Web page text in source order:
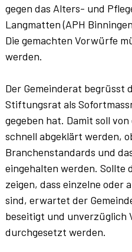
gegen das Alters- und
Langmatten (APH
Die gemachten Vorwürfe
werden.
Der Gemeinderat begrüsst
Stiftungsrat als
gegeben hat. Damit soll
schnell abgeklärt werden,
Branchenstandards und
eingehalten werden. Sollte
zeigen, dass einzelne oder
sind, erwartet der
beseitigt und unverzüglich
durchgesetzt werden.